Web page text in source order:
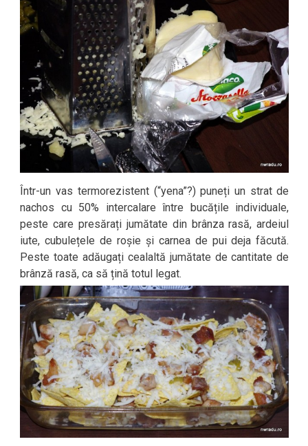
Într-un vas termorezistent (“yena”?) puneți un strat de
nachos cu 50% intercalare între bucățile individuale,
peste care presărați jumătate din brânza rasă, ardeiul
iute, cubulețele de roșie și carnea de pui deja făcută.
Peste toate adăugați cealaltă jumătate de cantitate de
brânză rasă, ca să țină totul legat.